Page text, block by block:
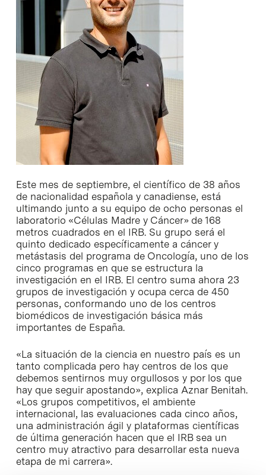
Este mes de septiembre, el científico de 38 años
de nacionalidad española y canadiense, está
ultimando junto a su equipo de ocho personas el
laboratorio «Células Madre y Cáncer» de 168
metros cuadrados en el IRB. Su grupo será el
quinto dedicado específicamente a cáncer y
metástasis del programa de Oncología, uno de los
cinco programas en que se estructura la
investigación en el IRB. El centro suma ahora 23
grupos de investigación y ocupa cerca de 450
personas, conformando uno de los centros
biomédicos de investigación básica más
importantes de España.
«La situación de la ciencia en nuestro país es un
tanto complicada pero hay centros de los que
debemos sentirnos muy orgullosos y por los que
hay que seguir apostando», explica Aznar Benitah.
«Los grupos competitivos, el ambiente
internacional, las evaluaciones cada cinco años,
una administración ágil y plataformas científicas
de última generación hacen que el IRB sea un
centro muy atractivo para desarrollar esta nueva
etapa de mi carrera».